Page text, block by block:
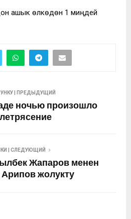
ашык өлкөдөн 1 миңдей
| ПРЕДЫДУЩИЙ
ночью произошло
| СЛЕДУЮЩИЙ
Жапаров менен
жолукту